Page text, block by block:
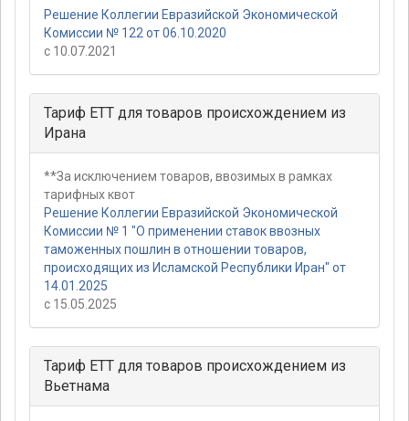
Решение Коллегии Евразийской Экономической
Комиссии № 122 от 06.10.2020
с 10.07.2021
Тариф ЕТТ для товаров происхождением из
Ирана
**За исключением товаров, ввозимых в рамках
тарифных квот
Решение Коллегии Евразийской Экономической
Комиссии № 1 "О применении ставок ввозных
таможенных пошлин в отношении товаров,
происходящих из Исламской Республики Иран" от
14.01.2025
с 15.05.2025
Тариф ЕТТ для товаров происхождением из
Вьетнама